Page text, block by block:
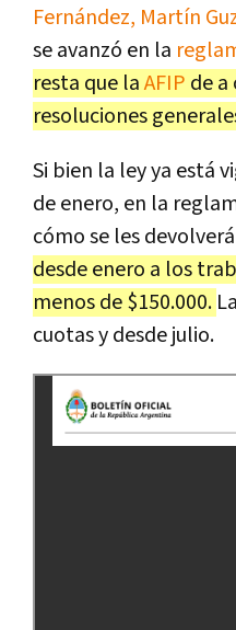
Fernández, Martín
se avanzó en la
resta que laAFIP de a
resoluciones
Si bien la ley ya está
de enero, en la
cómo se les
desde enero a los
menos de $150.000.
cuotas y desde julio.